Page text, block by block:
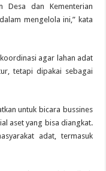
Desa dan Kementerian
mengelola ini,” kata
agar lahan adat
tetapi dipakai sebagai
untuk bicara bussines
aset yang bisa diangkat.
adat, termasuk